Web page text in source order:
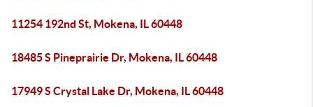
11254 192nd St, Mokena, IL 60448
18485 S Pineprairie Dr, Mokena, IL 60448
17949 S Crystal Lake Dr, Mokena, IL 60448